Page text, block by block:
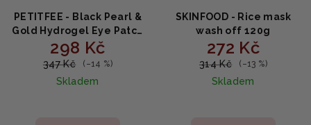
PETITFEE - Black Pearl &
Gold Hydrogel Eye Patch
- Hydrogelová maska na
oči, 60 náplastí
298 Kč
347 Kč (–14 %)
Skladem
SKINFOOD - Rice mask
wash off 120g
272 Kč
314 Kč (–13 %)
Skladem